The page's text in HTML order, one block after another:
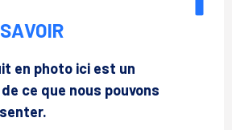
en photo ici est un
ce que nous pouvons